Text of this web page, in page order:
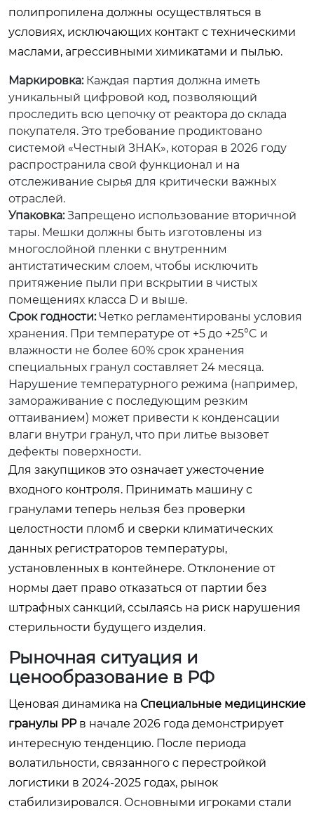
полипропилена должны осуществляться в
условиях, исключающих контакт с техническими
маслами, агрессивными химикатами и пылью.
Маркировка:Каждая партия должна иметь
уникальный цифровой код, позволяющий
проследить всю цепочку от реактора до склада
покупателя. Это требование продиктовано
системой «Честный ЗНАК», которая в 2026 году
распространила свой функционал и на
отслеживание сырья для критически важных
отраслей.
Упаковка:Запрещено использование вторичной
тары. Мешки должны быть изготовлены из
многослойной пленки с внутренним
антистатическим слоем, чтобы исключить
притяжение пыли при вскрытии в чистых
помещениях класса D и выше.
Срок годности:Четко регламентированы условия
хранения. При температуре от +5 до +25°C и
влажности не более 60% срок хранения
специальных гранул составляет 24 месяца.
Нарушение температурного режима (например,
замораживание с последующим резким
оттаиванием) может привести к конденсации
влаги внутри гранул, что при литье вызовет
дефекты поверхности.
Для закупщиков это означает ужесточение
входного контроля. Принимать машину с
гранулами теперь нельзя без проверки
целостности пломб и сверки климатических
данных регистраторов температуры,
установленных в контейнере. Отклонение от
нормы дает право отказаться от партии без
штрафных санкций, ссылаясь на риск нарушения
стерильности будущего изделия.
Рыночная ситуация и
ценообразование в РФ
Ценовая динамика на Специальные медицинские
гранулы PPв начале 2026 года демонстрирует
интересную тенденцию. После периода
волатильности, связанного с перестройкой
логистики в 2024-2025 годах, рынок
стабилизировался. Основными игроками стали